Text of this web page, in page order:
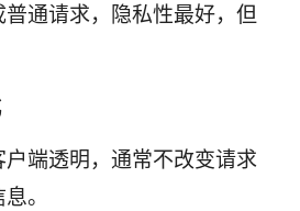
通请求，隐私性最好，但
端透明，通常不改变请求
。